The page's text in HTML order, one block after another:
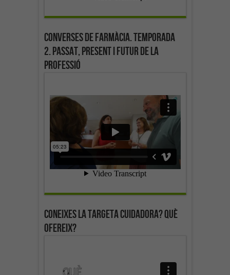
Converses de farmàcia. Temporada
2. Passat, present i futur de la
professió
Coneixes la targeta cuidadora? Què
ofereix?